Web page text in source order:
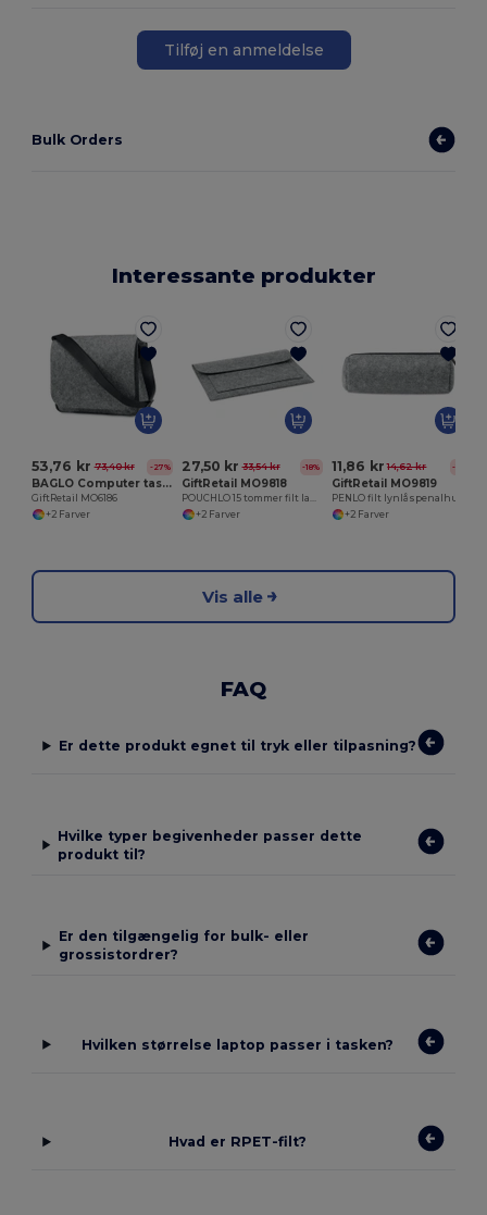
Tilføj en anmeldelse
Bulk Orders
Interessante produkter
53,76 kr 73,40 kr -27%
BAGLO Computer taske i RPET filt
GiftRetail MO6186
+2 Farver
27,50 kr 33,54 kr -18%
GiftRetail MO9818
POUCHLO 15 tommer filt laptop taske
+2 Farver
11,86 kr 14,62 kr -19%
GiftRetail MO9819
PENLO filt lynlåspenalhus
+2 Farver
Vis alle
FAQ
Er dette produkt egnet til tryk eller tilpasning?
Hvilke typer begivenheder passer dette
produkt til?
Er den tilgængelig for bulk- eller
grossistordrer?
Hvilken størrelse laptop passer i tasken?
Hvad er RPET-filt?